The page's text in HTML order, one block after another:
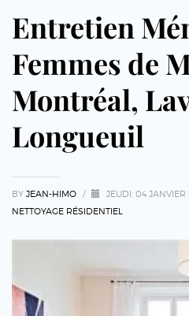
Entretien
Femmes de
Montréal,
Longueuil
BY JEAN-HIMO / JEUDI, 04 JANVIER
NETTOYAGE RÉSIDENTIEL